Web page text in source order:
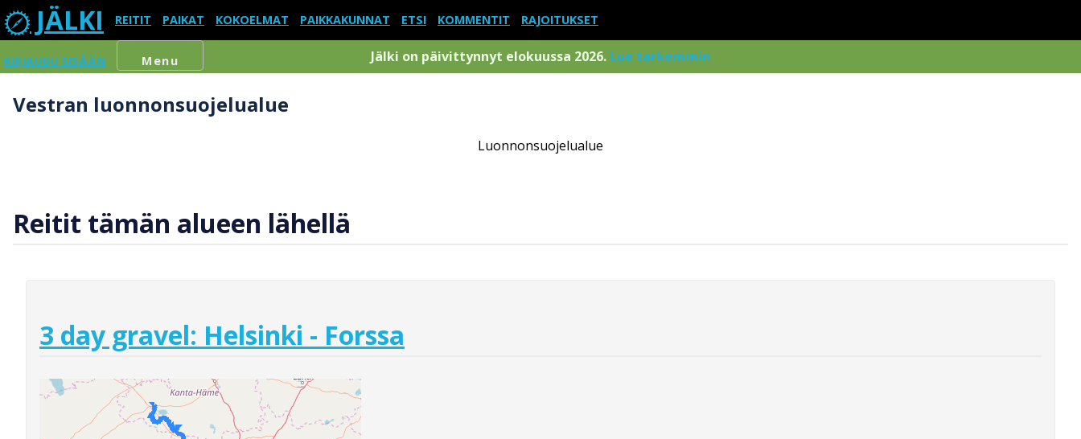
JÄLKI REITIT PAIKAT KOKOELMAT PAIKKAKUNNAT ETSI KOMMENTIT RAJOITUKSET
KIRJAUDU SISÄÄN Menu Jälki on päivittynnyt elokuussa 2026. Lue tarkemmin
Vestran luonnonsuojelualue
Luonnonsuojelualue
Reitit tämän alueen lähellä
3 day gravel: Helsinki - Forssa